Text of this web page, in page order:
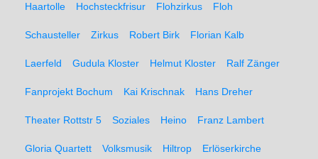
Haartolle Hochsteckfrisur Flohzirkus Floh
Schausteller Zirkus Robert Birk Florian Kalb
Laerfeld Gudula Kloster Helmut Kloster Ralf Zänger
Fanprojekt Bochum Kai Krischnak Hans Dreher
Theater Rottstr 5 Soziales Heino Franz Lambert
Gloria Quartett Volksmusik Hiltrop Erlöserkirche